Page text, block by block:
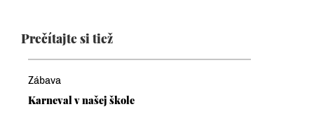
Prečítajte si tiež
Zábava
Karneval v našej škole